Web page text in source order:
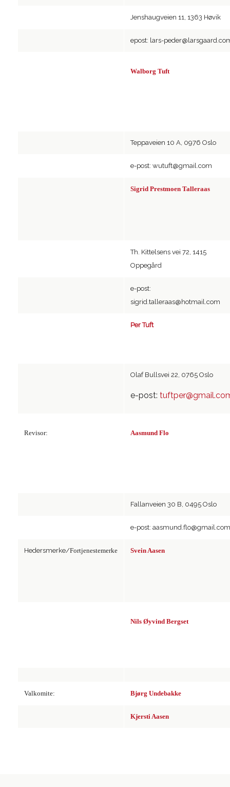
Jenshaugveien 11, 1363 Høvik
epost: lars-
Walborg Tuft
Teppaveien 10 A, 0976 Oslo
e-post: wutuft@gmail.com
Sigrid Prestmoen Talleraas
Th. Kittelsens vei 72, 1415
Oppegård
e-post:
sigrid.talleraas@hotmail.com
Per Tuft
Olaf Bullsvei 22, 0765 Oslo
e-post:
Revisor: Aasmund Flo
Fallanveien 30 B, 0495 Oslo
e-post: aasmund.flo@gmail.com
Hedersmerke/Fortjenestemerke Svein Aasen
Nils Øyvind Bergset
Valkomite: Bjørg Undebakke
Kjersti Aasen